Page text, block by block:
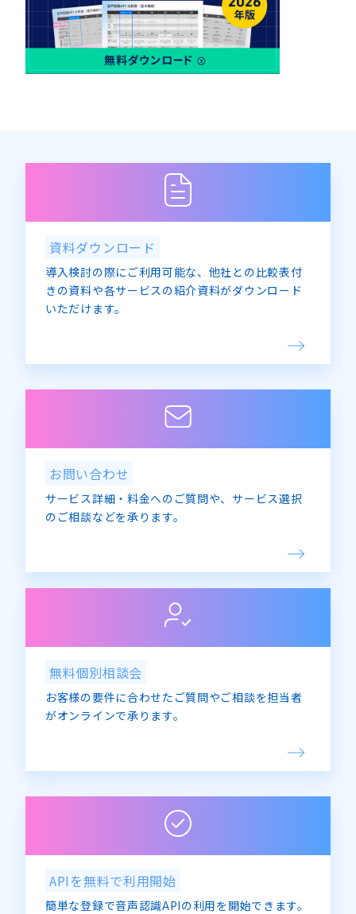
9月(1)
10月(1)
11月(1)
8月(2)
9月 (1)
10月(2)
11月(2)
9月(2)
10月(3)
12月(3)
資料ダウンロード
導入検討の際にご利用可能な、他社との比較表付
きの資料や各サービスの紹介資料がダウンロード
いただけます。
お問い合わせ
サービス詳細・料金へのご質問や、サービス選択
のご相談などを承ります。
無料個別相談会
お客様の要件に合わせたご質問やご相談を担当者
がオンラインで承ります。
APIを無料で利用開始
簡単な登録で音声認識APIの利用を開始できます。